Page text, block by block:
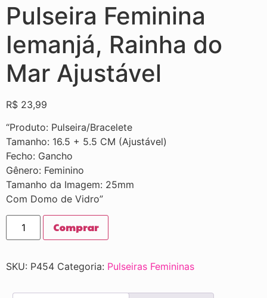
Pulseira Feminina
Iemanjá, Rainha do
Mar Ajustável
R$ 23,99
“Produto: Pulseira/Bracelete
Tamanho: 16.5 + 5.5 CM (Ajustável)
Fecho: Gancho
Gênero: Feminino
Tamanho da Imagem: 25mm
Com Domo de Vidro”
Comprar
SKU: P454 Categoria: Pulseiras Femininas